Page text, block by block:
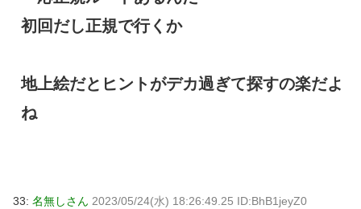
初回だし正規で行くか
地上絵だとヒントがデカ過ぎて探すの楽だよ
ね
33: 名無しさん 2023/05/24(水) 18:26:49.25 ID:BhB1jeyZ0